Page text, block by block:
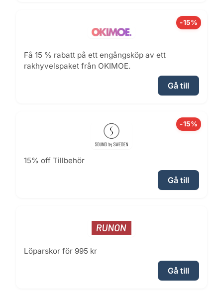
-15%
Få 15 % rabatt på ett engångsköp av ett
rakhyvelspaket från OKIMOE.
Gå till
-15%
15% off Tillbehör
Gå till
Löparskor för 995 kr
Gå till